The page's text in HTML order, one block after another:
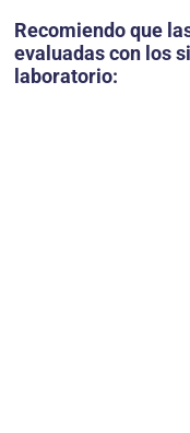
Recomiendo que
evaluadas con los
laboratorio: